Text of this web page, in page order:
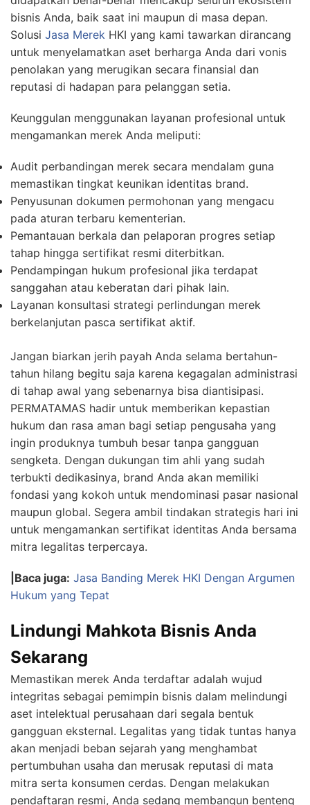
bisnis Anda, baik saat ini maupun di masa depan.
Solusi Jasa Merek HKI yang kami tawarkan dirancang
untuk menyelamatkan aset berharga Anda dari vonis
penolakan yang merugikan secara finansial dan
reputasi di hadapan para pelanggan setia.
Keunggulan menggunakan layanan profesional untuk
mengamankan merek Anda meliputi:
Audit perbandingan merek secara mendalam guna
memastikan tingkat keunikan identitas brand.
Penyusunan dokumen permohonan yang mengacu
pada aturan terbaru kementerian.
Pemantauan berkala dan pelaporan progres setiap
tahap hingga sertifikat resmi diterbitkan.
Pendampingan hukum profesional jika terdapat
sanggahan atau keberatan dari pihak lain.
Layanan konsultasi strategi perlindungan merek
berkelanjutan pasca sertifikat aktif.
Jangan biarkan jerih payah Anda selama bertahun-
tahun hilang begitu saja karena kegagalan administrasi
di tahap awal yang sebenarnya bisa diantisipasi.
PERMATAMAS hadir untuk memberikan kepastian
hukum dan rasa aman bagi setiap pengusaha yang
ingin produknya tumbuh besar tanpa gangguan
sengketa. Dengan dukungan tim ahli yang sudah
terbukti dedikasinya, brand Anda akan memiliki
fondasi yang kokoh untuk mendominasi pasar nasional
maupun global. Segera ambil tindakan strategis hari ini
untuk mengamankan sertifikat identitas Anda bersama
mitra legalitas terpercaya.
|Baca juga: Jasa Banding Merek HKI Dengan Argumen
Hukum yang Tepat
Lindungi Mahkota Bisnis Anda
Sekarang
Memastikan merek Anda terdaftar adalah wujud
integritas sebagai pemimpin bisnis dalam melindungi
aset intelektual perusahaan dari segala bentuk
gangguan eksternal. Legalitas yang tidak tuntas hanya
akan menjadi beban sejarah yang menghambat
pertumbuhan usaha dan merusak reputasi di mata
mitra serta konsumen cerdas. Dengan melakukan
pendaftaran resmi, Anda sedang membangun benteng